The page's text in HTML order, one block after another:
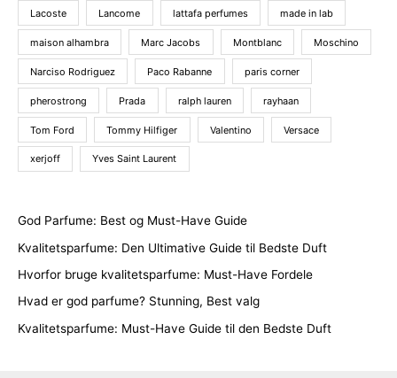
Lacoste Lancome lattafa perfumes made in lab
maison alhambra Marc Jacobs Montblanc Moschino
Narciso Rodriguez Paco Rabanne paris corner
pherostrong Prada ralph lauren rayhaan
Tom Ford Tommy Hilfiger Valentino Versace
xerjoff Yves Saint Laurent
God Parfume: Best og Must-Have Guide
Kvalitetsparfume: Den Ultimative Guide til Bedste Duft
Hvorfor bruge kvalitetsparfume: Must-Have Fordele
Hvad er god parfume? Stunning, Best valg
Kvalitetsparfume: Must-Have Guide til den Bedste Duft